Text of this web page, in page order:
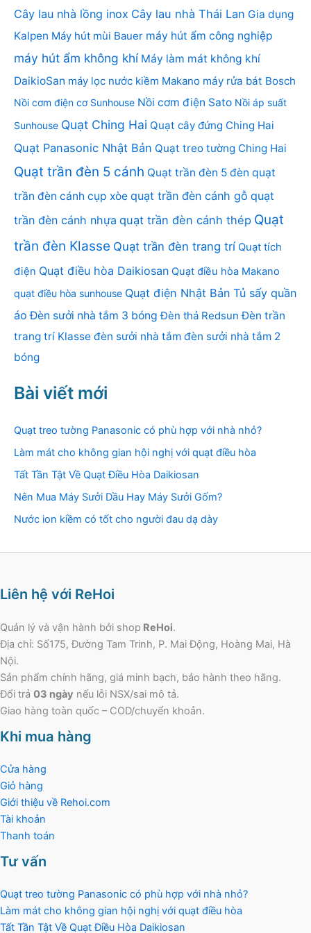
Cây lau nhà lồng inox Cây lau nhà Thái Lan Gia dụng
Kalpen Máy hút mùi Bauer máy hút ẩm công nghiệp
máy hút ẩm không khí Máy làm mát không khí
DaikioSan máy lọc nước kiềm Makano máy rửa bát Bosch
Nồi cơm điện cơ Sunhouse Nồi cơm điện Sato Nồi áp suất
Sunhouse Quạt Ching Hai Quạt cây đứng Ching Hai
Quạt Panasonic Nhật Bản Quạt treo tường Ching Hai
Quạt trần đèn 5 cánh Quạt trần đèn 5 đèn quạt
trần đèn cánh cụp xòe quạt trần đèn cánh gỗ quạt
trần đèn cánh nhựa quạt trần đèn cánh thép Quạt
trần đèn Klasse Quạt trần đèn trang trí Quạt tích
điện Quạt điều hòa Daikiosan Quạt điều hòa Makano
quạt điều hòa sunhouse Quạt điện Nhật Bản Tủ sấy quần
áo Đèn sưởi nhà tắm 3 bóng Đèn thả Redsun Đèn trần
trang trí Klasse đèn sưởi nhà tắm đèn sưởi nhà tắm 2
bóng
Bài viết mới
Quạt treo tường Panasonic có phù hợp với nhà nhỏ?
Làm mát cho không gian hội nghị với quạt điều hòa
Tất Tần Tật Về Quạt Điều Hòa Daikiosan
Nên Mua Máy Sưởi Dầu Hay Máy Sưởi Gốm?
Nước ion kiềm có tốt cho người đau dạ dày
Liên hệ với ReHoi
Quản lý và vận hành bởi shop ReHoi.
Địa chỉ: Số175, Đường Tam Trinh, P. Mai Động, Hoàng Mai, Hà
Nội.
Sản phẩm chính hãng, giá minh bạch, bảo hành theo hãng.
Đổi trả 03 ngày nếu lỗi NSX/sai mô tả.
Giao hàng toàn quốc – COD/chuyển khoản.
Khi mua hàng
Cửa hàng
Giỏ hàng
Giới thiệu về Rehoi.com
Tài khoản
Thanh toán
Tư vấn
Quạt treo tường Panasonic có phù hợp với nhà nhỏ?
Làm mát cho không gian hội nghị với quạt điều hòa
Tất Tần Tật Về Quạt Điều Hòa Daikiosan